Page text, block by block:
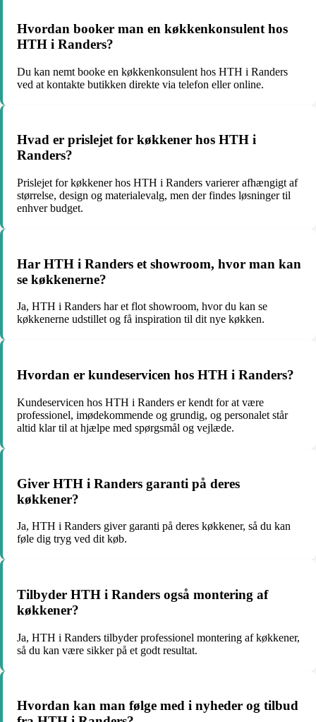
Hvordan booker man en køkkenkonsulent hos
HTH i Randers?
Du kan nemt booke en køkkenkonsulent hos HTH i Randers
ved at kontakte butikken direkte via telefon eller online.
Hvad er prislejet for køkkener hos HTH i
Randers?
Prislejet for køkkener hos HTH i Randers varierer afhængigt af
størrelse, design og materialevalg, men der findes løsninger til
enhver budget.
Har HTH i Randers et showroom, hvor man kan
se køkkenerne?
Ja, HTH i Randers har et flot showroom, hvor du kan se
køkkenerne udstillet og få inspiration til dit nye køkken.
Hvordan er kundeservicen hos HTH i Randers?
Kundeservicen hos HTH i Randers er kendt for at være
professionel, imødekommende og grundig, og personalet står
altid klar til at hjælpe med spørgsmål og vejlæde.
Giver HTH i Randers garanti på deres
køkkener?
Ja, HTH i Randers giver garanti på deres køkkener, så du kan
føle dig tryg ved dit køb.
Tilbyder HTH i Randers også montering af
køkkener?
Ja, HTH i Randers tilbyder professionel montering af køkkener,
så du kan være sikker på et godt resultat.
Hvordan kan man følge med i nyheder og tilbud